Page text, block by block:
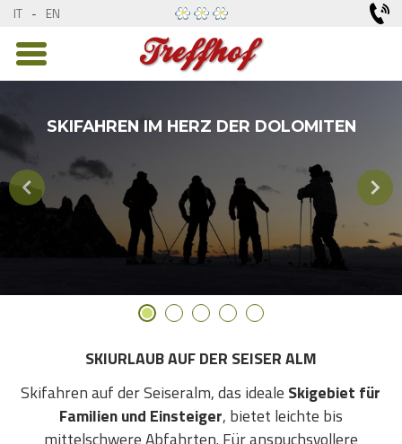
IT - EN
SKIFAHREN IM HERZ DER DOLOMITEN
SKIURLAUB AUF DER SEISER ALM
Skifahren auf der Seiseralm, das ideale Skigebiet für
Familien und Einsteiger, bietet leichte bis
mittelschwere Abfahrten. Für anspuchsvollere